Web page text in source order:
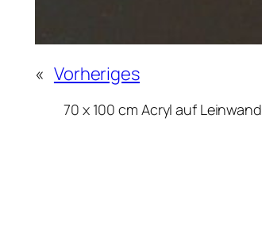
« Vorheriges
70 x 100 cm Acryl auf Leinwand